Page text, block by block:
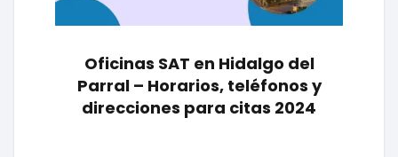
Oficinas SAT en Hidalgo del
Parral – Horarios, teléfonos y
direcciones para citas 2024